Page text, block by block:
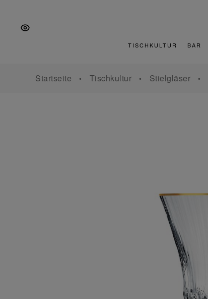
springen
springen
springen
TISCHKULTUR BAR
Startseite Tischkultur Stielgläser